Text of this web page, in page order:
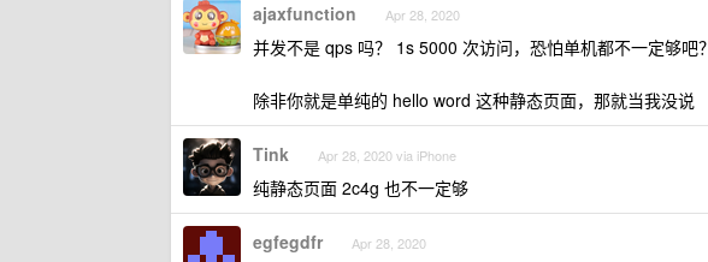
ajaxfunction Apr 28, 2020
并发不是 qps 吗？ 1s 5000 次访问，恐怕单机都不一定够吧？
除非你就是单纯的 hello word 这种静态页面，那就当我没说
Tink Apr 28, 2020 via iPhone
纯静态页面 2c4g 也不一定够
egfegdfr Apr 28, 2020